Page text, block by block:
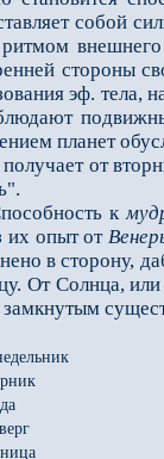
собой
стороны
эф. тела,
планет
от
к
их опыт от
в сторону,
От Солнца, или
замкнутым